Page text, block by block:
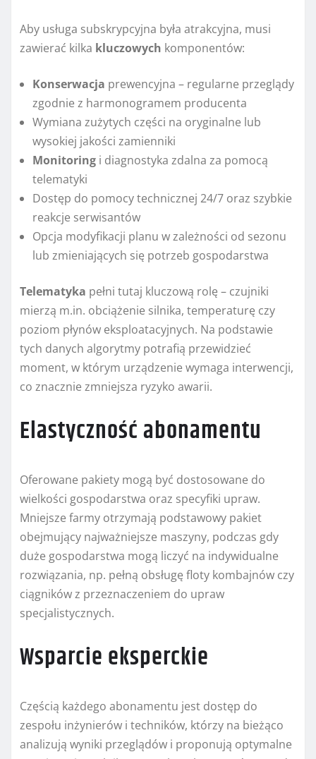
Aby usługa subskrypcyjna była atrakcyjna, musi
zawierać kilka kluczowych komponentów:
Konserwacja prewencyjna – regularne przeglądy
zgodnie z harmonogramem producenta
Wymiana zużytych części na oryginalne lub
wysokiej jakości zamienniki
Monitoring i diagnostyka zdalna za pomocą
telematyki
Dostęp do pomocy technicznej 24/7 oraz szybkie
reakcje serwisantów
Opcja modyfikacji planu w zależności od sezonu
lub zmieniających się potrzeb gospodarstwa
Telematyka pełni tutaj kluczową rolę – czujniki
mierzą m.in. obciążenie silnika, temperaturę czy
poziom płynów eksploatacyjnych. Na podstawie
tych danych algorytmy potrafią przewidzieć
moment, w którym urządzenie wymaga interwencji,
co znacznie zmniejsza ryzyko awarii.
Elastyczność abonamentu
Oferowane pakiety mogą być dostosowane do
wielkości gospodarstwa oraz specyfiki upraw.
Mniejsze farmy otrzymają podstawowy pakiet
obejmujący najważniejsze maszyny, podczas gdy
duże gospodarstwa mogą liczyć na indywidualne
rozwiązania, np. pełną obsługę floty kombajnów czy
ciągników z przeznaczeniem do upraw
specjalistycznych.
Wsparcie eksperckie
Częścią każdego abonamentu jest dostęp do
zespołu inżynierów i techników, którzy na bieżąco
analizują wyniki przeglądów i proponują optymalne